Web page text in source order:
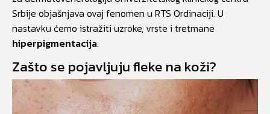
Srbije objašnjava ovaj fenomen u RTS Ordinaciji. U
nastavku ćemo istražiti uzroke, vrste i tretmane
hiperpigmentacija.
Zašto se pojavljuju fleke na koži?